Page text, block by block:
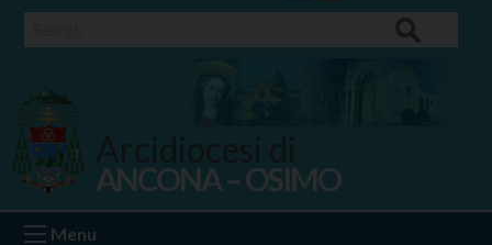
Facebook
Youtube
Ancona Osimo
ANCONA – OSIMO
Menu